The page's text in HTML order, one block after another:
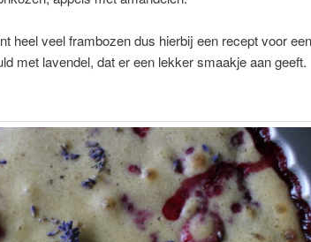
heel veel frambozen dus hierbij een recept voor een
met lavendel, dat er een lekker smaakje aan geeft.